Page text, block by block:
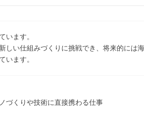
います。
しい仕組みづくりに挑戦でき、将来的には
います。
づくりや技術に直接携わる仕事